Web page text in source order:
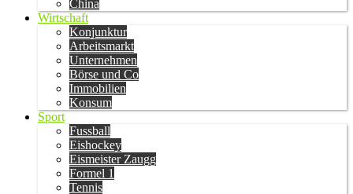
China
Wirtschaft
Konjunktur
Arbeitsmarkt
Unternehmen
Börse und Co
Immobilien
Konsum
Sport
Fussball
Eishockey
Eismeister Zaugg
Formel 1
Tennis